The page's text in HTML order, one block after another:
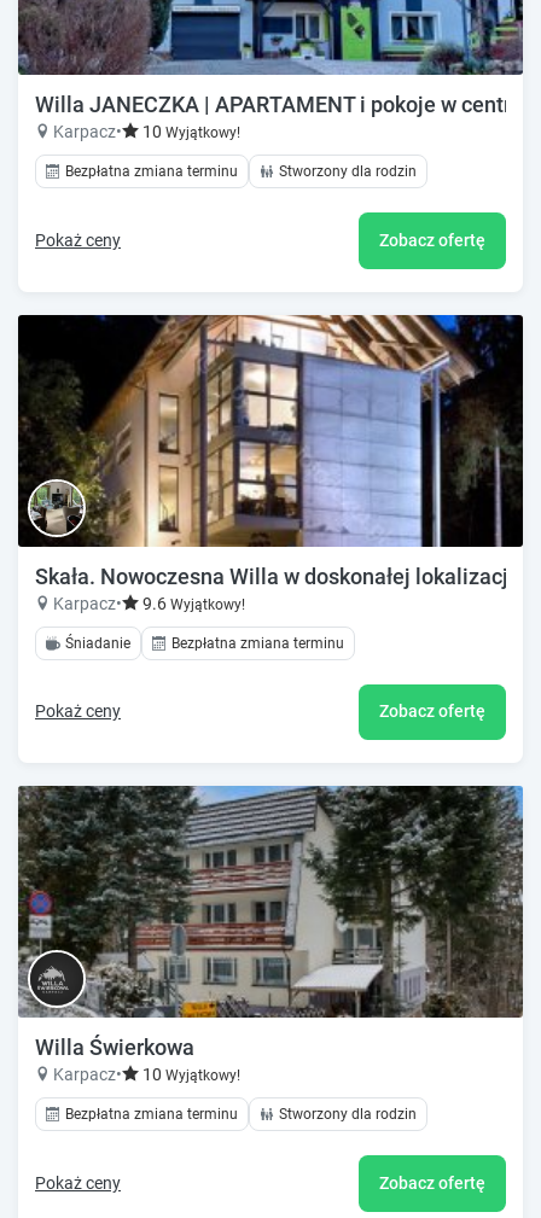
Willa JANECZKA | APARTAMENT i pokoje w centrum
Karpacz• 10 Wyjątkowy!
Bezpłatna zmiana terminu Stworzony dla rodzin
Pokaż ceny Zobacz ofertę
Skała. Nowoczesna Willa w doskonałej lokalizacji
Karpacz• 9.6 Wyjątkowy!
Śniadanie Bezpłatna zmiana terminu
Pokaż ceny Zobacz ofertę
Willa Świerkowa
Karpacz• 10 Wyjątkowy!
Bezpłatna zmiana terminu Stworzony dla rodzin
Pokaż ceny Zobacz ofertę